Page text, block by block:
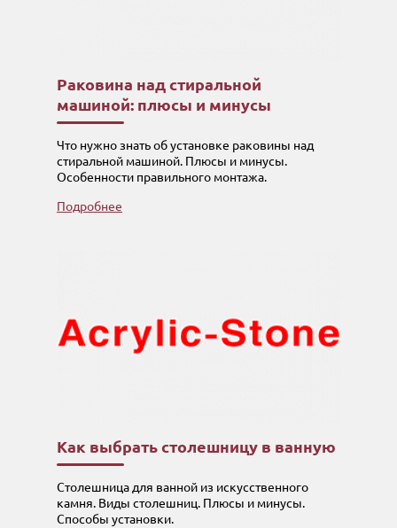
Раковина над стиральной
машиной: плюсы и минусы
Что нужно знать об установке раковины над
стиральной машиной. Плюсы и минусы.
Особенности правильного монтажа.
Подробнее
Как выбрать столешницу в ванную
Столешница для ванной из искусственного
камня. Виды столешниц. Плюсы и минусы.
Способы установки.